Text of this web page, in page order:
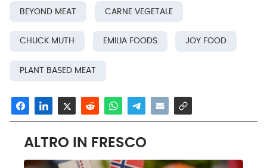
BEYOND MEAT CARNE VEGETALE
CHUCK MUTH EMILIA FOODS JOY FOOD
PLANT BASED MEAT
ALTRO IN FRESCO